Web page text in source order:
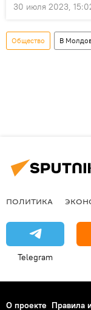
30 июля 2023,
Общество В
ПОЛИТИКА
Telegram
О проекте Правила